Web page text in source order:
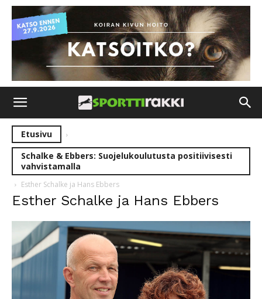
Etusivu
Schalke & Ebbers: Suojelukoulutusta positiivisesti
vahvistamalla
Esther Schalke ja Hans Ebbers
Esther Schalke ja Hans Ebbers